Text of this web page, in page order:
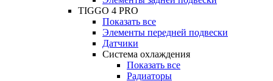
TIGGO 4 PRO
Показать все
Элементы передней подвески
Датчики
Система охлаждения
Показать все
Радиаторы